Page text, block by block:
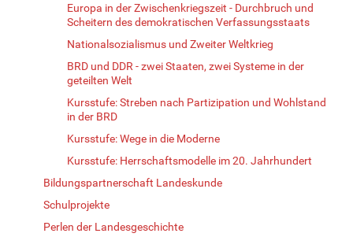
Europa in der Zwischenkriegszeit - Durchbruch und
Scheitern des demokratischen Verfassungsstaats
Nationalsozialismus und Zweiter Weltkrieg
BRD und DDR - zwei Staaten, zwei Systeme in der
geteilten Welt
Kursstufe: Streben nach Partizipation und Wohlstand
in der BRD
Kursstufe: Wege in die Moderne
Kursstufe: Herrschaftsmodelle im 20. Jahrhundert
Bildungspartnerschaft Landeskunde
Schulprojekte
Perlen der Landesgeschichte